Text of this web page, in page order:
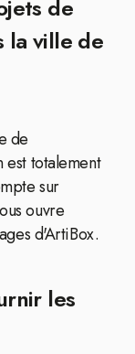
de
la ville de
de
est totalement
sur
ouvre
d'ArtiBox.
les